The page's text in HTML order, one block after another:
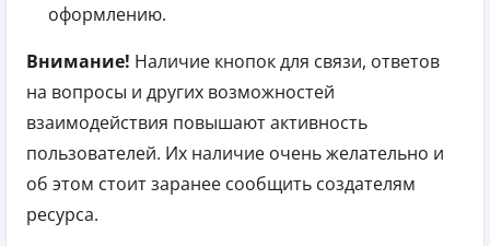
оформлению.
Внимание! Наличие кнопок для связи, ответов
на вопросы и других возможностей
взаимодействия повышают активность
пользователей. Их наличие очень желательно и
об этом стоит заранее сообщить создателям
ресурса.